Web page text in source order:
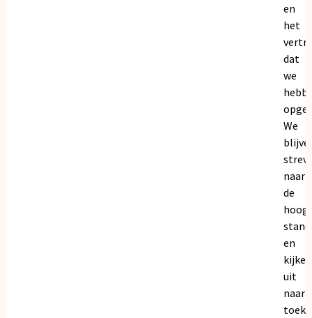
en
het
dat
we
We
naar
de
en
kijken
uit
naar